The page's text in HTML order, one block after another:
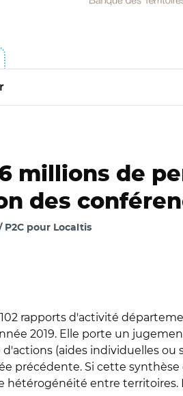
millions de
des
P2C pour Localtis
rapports d'activité
2019. Elle porte un
(aides individuelles
précédente. Si cette
hétérogénéité entre